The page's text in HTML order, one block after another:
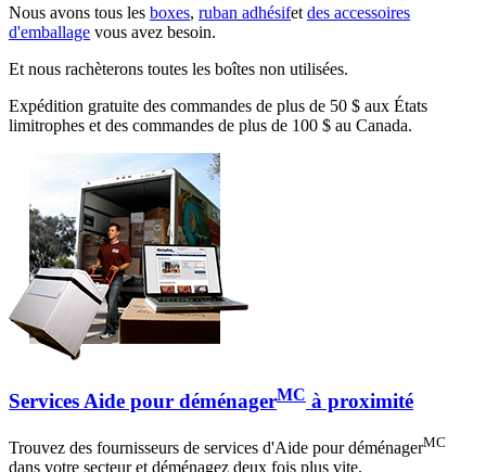
Nous avons tous les boxes, ruban adhésifet des accessoires
d'emballage vous avez besoin.
Et nous rachèterons toutes les boîtes non utilisées.
Expédition gratuite des commandes de plus de 50 $ aux États
limitrophes et des commandes de plus de 100 $ au Canada.
Services Aide pour déménagerMC à proximité
Trouvez des fournisseurs de services d'Aide pour déménagerMC
dans votre secteur et déménagez deux fois plus vite.